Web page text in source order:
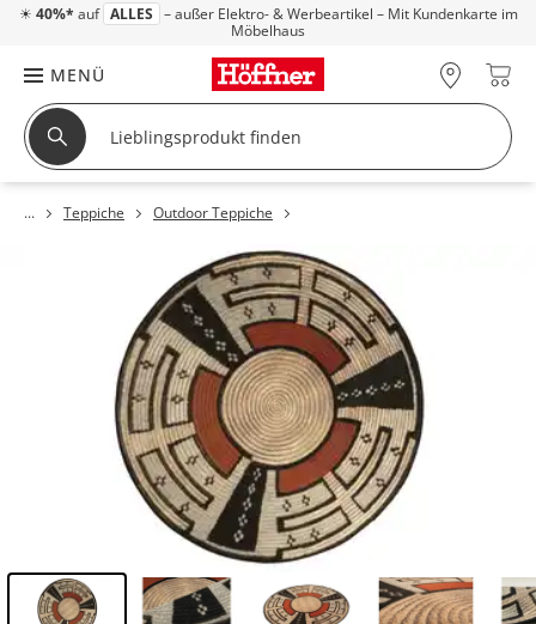
☀ 40%* auf ALLES – außer Elektro- & Werbeartikel – Mit Kundenkarte im
Möbelhaus
MENÜ
Teppiche Outdoor Teppiche